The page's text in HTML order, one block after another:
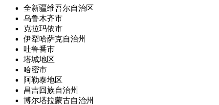
全新疆维吾尔自治区
乌鲁木齐市
克拉玛依市
伊犁哈萨克自治州
吐鲁番市
塔城地区
哈密市
阿勒泰地区
昌吉回族自治州
博尔塔拉蒙古自治州